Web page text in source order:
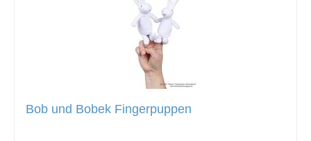
Bob und Bobek Fingerpuppen